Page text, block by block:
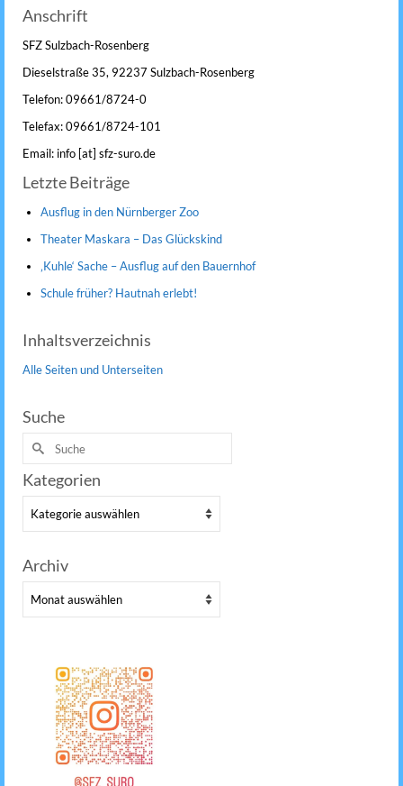
Anschrift
SFZ Sulzbach-Rosenberg
Dieselstraße 35, 92237 Sulzbach-Rosenberg
Telefon: 09661/8724-0
Telefax: 09661/8724-101
Email: info [at] sfz-suro.de
Letzte Beiträge
Ausflug in den Nürnberger Zoo
Theater Maskara – Das Glückskind
‚Kuhle‘ Sache – Ausflug auf den Bauernhof
Schule früher? Hautnah erlebt!
Inhaltsverzeichnis
Alle Seiten und Unterseiten
Suche
Suche
nach:
Kategorien
Kategorien
Archiv
Archiv